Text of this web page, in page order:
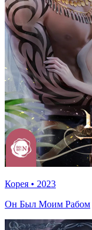
Корея • 2023
Он Был Моим Рабом